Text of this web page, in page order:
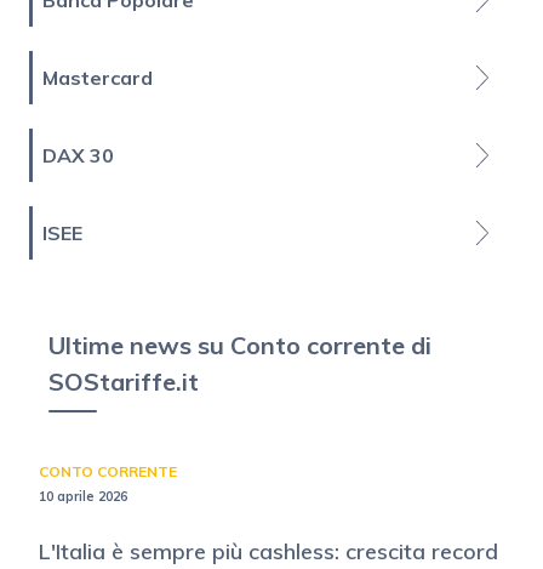
Mastercard
DAX 30
ISEE
Ultime news su Conto corrente di
SOStariffe.it
CONTO CORRENTE
10 aprile 2026
L'Italia è sempre più cashless: crescita record